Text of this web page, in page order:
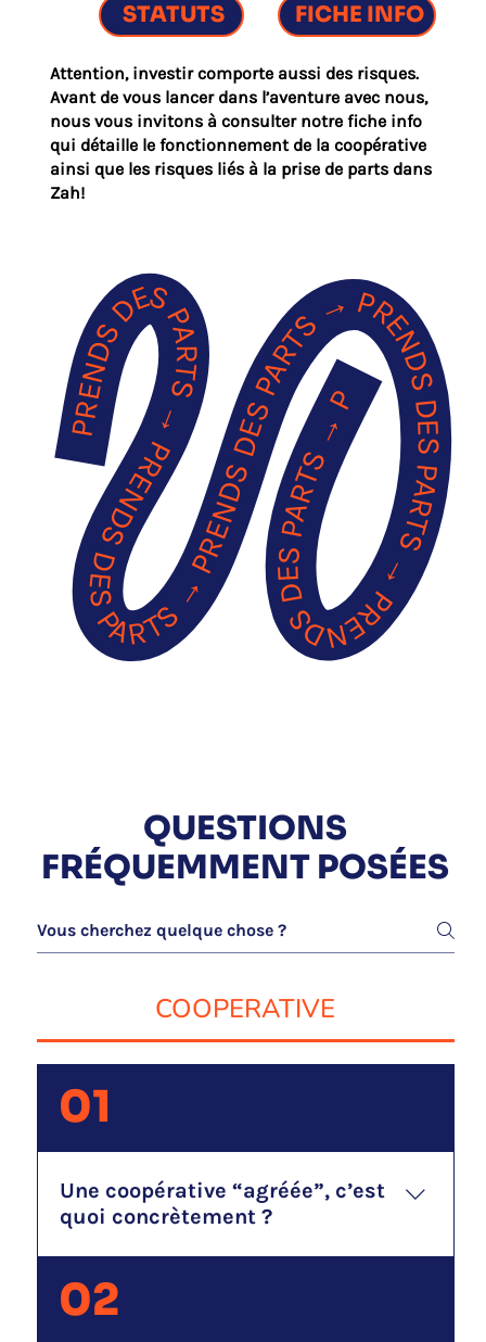
Attention, investir comporte aussi des risques.
Avant de vous lancer dans l’aventure avec nous,
nous vous invitons à consulter notre fiche info
qui détaille le fonctionnement de la coopérative
ainsi que les risques liés à la prise de parts dans
Zah!
STATUTS FICHE INFO
PRENDS DES PARTS → PRENDS DES PARTS → PRENDS DES PARTS → PRENDS DES PARTS → PRENDS DES PARTS → PRENDS DES PARTS → PRENDS DES PARTS → PRENDS DES PARTS → PRENDS DES PARTS → PRENDS DES PARTS →
QUESTIONS
FRÉQUEMMENT POSÉES
COOPERATIVE
01
Une coopérative “agréée”, c’est
quoi concrètement ?
L’objet principal d’une coopérative est le
développement d’une activité économique au
02